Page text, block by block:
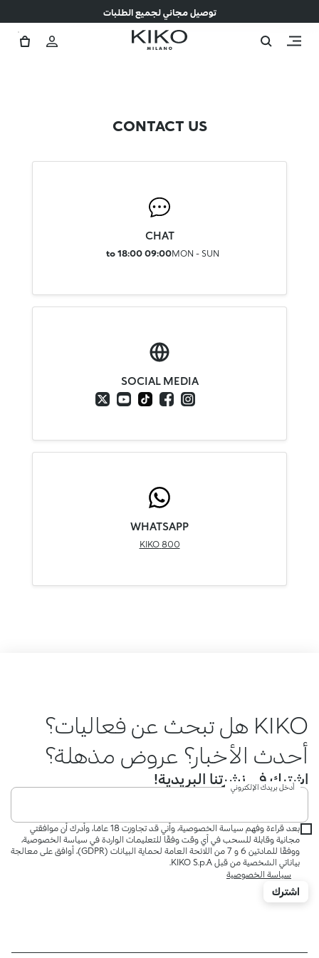
توصيل مجاني لجميع الطلبات
CONTACT US
CHAT
MON - SUN
09:00 to 18:00
SOCIAL MEDIA
WHATSAPP
800 KIKO
KIKO هل تبحث عن فعاليات؟
أحدث الأخبار؟ عروض مذهلة؟
اشترك في نشرتنا البريدية!
أدخل بريدك الإلكتروني
بعد قراءة وفهم سياسة الخصوصية، وأني قد تجاوزت 18 عامًا، وأدرك أن موافقتي
مجانية وقابلة للسحب في أي وقت وفقًا للتعليمات الواردة في سياسة الخصوصية،
ووفقًا للمادتين 6 و 7 من اللائحة العامة لحماية البيانات (GDPR)، أوافق على معالجة
بياناتي الشخصية من قبل KIKO S.p.A.
سياسة الخصوصية
اشترك